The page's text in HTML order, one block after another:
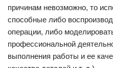
причинам невозможно, то
способные либо
операции, либо
профессиональной
выполнения работы и ее